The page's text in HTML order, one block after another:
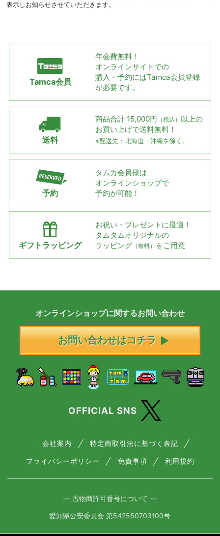
表示しお知らせさせていただきます。
Tamca会員
年会費無料！
オンラインサイトでの
購入・予約にはTamca会員登録
が必要です。
送料
商品合計 15,000円 （税込） 以上の
お買い上げで送料無料！
※配送先：北海道・沖縄を除く。
予約
タムカ会員様は
オンラインショップで
予約が可能！
ギフトラッピング
お祝い・プレゼントに最適！
タムタムオリジナルの
ラッピング （有料） をご用意
オンラインショップに関するお問い合わせ
お問い合わせはコチラ
OFFICIAL SNS
会社案内 特定商取引法に基づく表記
プライバシーポリシー 免責事項 利用規約
― 古物商許可番号について ―
愛知県公安委員会 第542550703100号